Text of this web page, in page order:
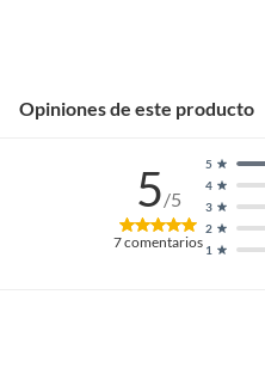
Opiniones de este producto
5/5
7comentarios 1
2
3
4
5